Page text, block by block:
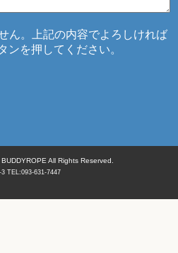
ん。上記の内容でよろしければ
ンを押してください。
All Rights Reserved.
3 TEL:093-631-7447